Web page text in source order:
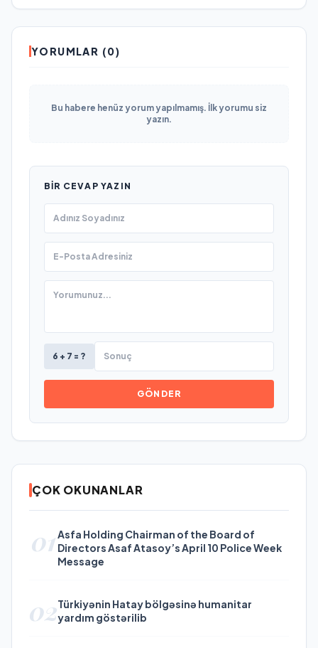
YORUMLAR (0)
Bu habere henüz yorum yapılmamış. İlk yorumu siz
yazın.
BIR CEVAP YAZIN
6 + 7 = ?
GÖNDER
ÇOK OKUNANLAR
01 Asfa Holding Chairman of the Board of
Directors Asaf Atasoy’s April 10 Police Week
Message
02Türkiyənin Hatay bölgəsinə humanitar
yardım göstərilib